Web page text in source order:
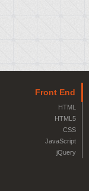
Front End
HTML
HTML5
CSS
JavaScript
jQuery